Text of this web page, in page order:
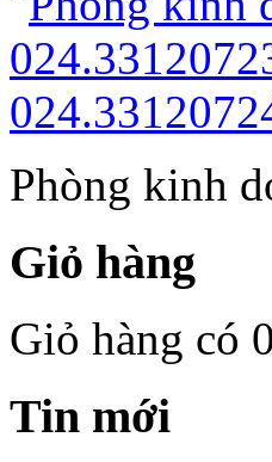
Phòng kinh
Giỏ hàng
Giỏ hàng có
Tin mới